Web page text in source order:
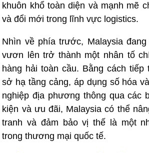
khuôn khổ toàn diện và mạnh mẽ
và đổi mới trong lĩnh vực logistics.
Nhìn về phía trước, Malaysia
vươn lên trở thành một nhân tố
hàng hải toàn cầu. Bằng cách
sở hạ tầng cảng, áp dụng số hóa
nghiệp địa phương thông qua các
kiện và ưu đãi, Malaysia có thể
tranh và đảm bảo vị thế là một
trong thương mại quốc tế.